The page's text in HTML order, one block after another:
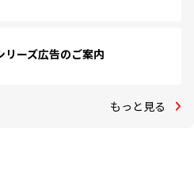
リーズ広告のご案内
もっと見る